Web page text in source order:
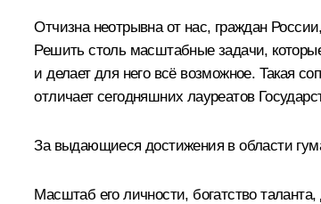
Отчизна неотрывна от нас, граждан
Решить столь масштабные задачи,
и делает для него всё возможное. Такая
отличает сегодняшних лауреатов
За выдающиеся достижения в области
Масштаб его личности, богатство